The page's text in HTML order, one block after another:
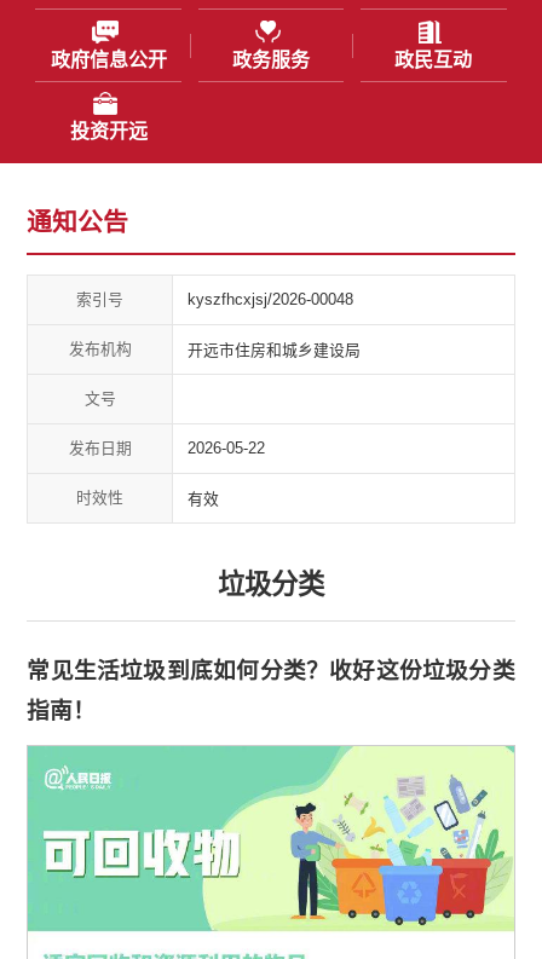
政府信息公开 政务服务 政民互动
投资开远
通知公告
索引号 kyszfhcxjsj/2026-00048
发布机构 开远市住房和城乡建设局
文号
发布日期 2026-05-22
时效性 有效
垃圾分类
常见生活垃圾到底如何分类？收好这份垃圾分类
指南！